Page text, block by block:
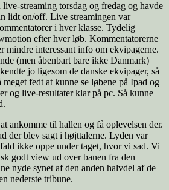
streaming torsdag og fredag og havde
lidt on/off. Live streamingen var
i hver klasse. Tydelig
efter hver løb. Kommentatorerne
mindre interessant info om ekvipagerne.
(men åbenbart bare ikke Danmark)
jo ligesom de danske ekvipager, så
fedt at kunne se løbene på Ipad og
og live-resultater klar på pc. Så kunne
ankomme til hallen og få oplevelsen der.
der blev sagt i højttalerne. Lyden var
ikke oppe under taget, hvor vi sad. Vi
godt view ud over banen fra den
nyde synet af den anden halvdel af de
nederste tribune.